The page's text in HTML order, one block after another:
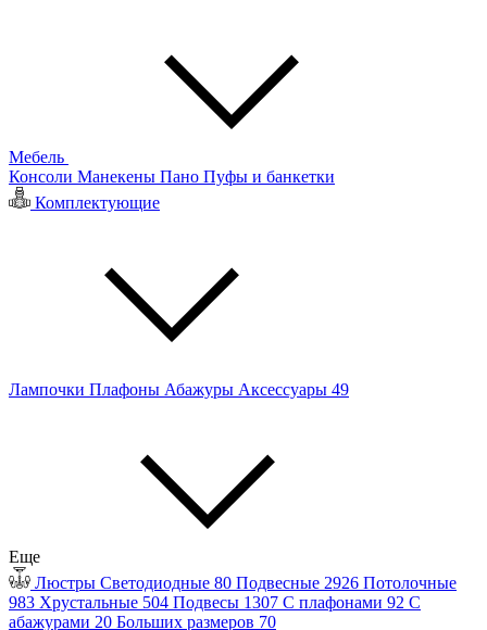
Мебель
Консоли Манекены Пано Пуфы и банкетки
Комплектующие
Лампочки Плафоны Абажуры Аксессуары 49
Еще
Люстры Светодиодные 80 Подвесные 2926 Потолочные
983 Хрустальные 504 Подвесы 1307 С плафонами 92 С
абажурами 20 Больших размеров 70